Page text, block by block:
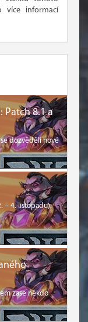
více informací
Patch 8.1 a
dozvěděli nové
– 4. listopadu).
zase někdo